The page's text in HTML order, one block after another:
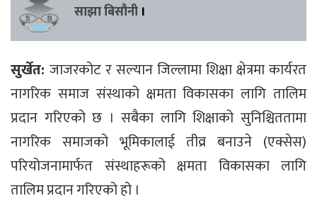
साझा बिसौनी ।
सुर्खेत: जाजरकोट र सल्यान जिल्लामा शिक्षा क्षेत्रमा कार्यरत
नागरिक समाज संस्थाको क्षमता विकासका लागि तालिम
प्रदान गरिएको छ । सबैका लागि शिक्षाको सुनिश्चिततामा
नागरिक समाजको भूमिकालाई तीव्र बनाउने (एक्सेस)
परियोजनामार्फत संस्थाहरूको क्षमता विकासका लागि
तालिम प्रदान गरिएको हो ।